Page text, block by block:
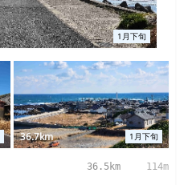
1月下旬
1月下旬
36.7km
36.5km 114m